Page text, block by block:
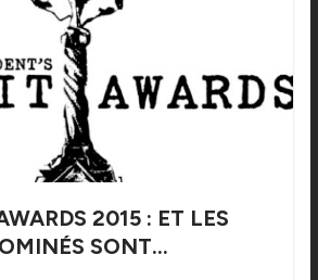
2015 : ET LES
SONT…